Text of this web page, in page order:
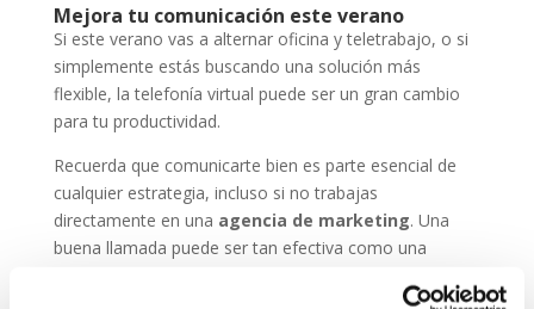
Mejora tu comunicación este verano
Si este verano vas a alternar oficina y teletrabajo, o si
simplemente estás buscando una solución más
flexible, la telefonía virtual puede ser un gran cambio
para tu productividad.
Recuerda que comunicarte bien es parte esencial de
cualquier estrategia, incluso si no trabajas
directamente en una agencia de marketing. Una
buena llamada puede ser tan efectiva como una